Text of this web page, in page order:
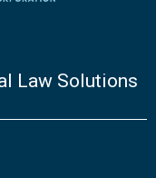
Law Solutions